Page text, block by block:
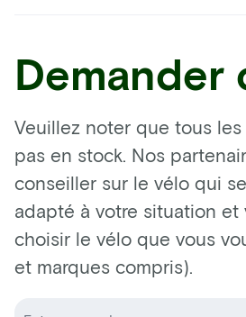
Demander
Veuillez noter que tous
pas en stock. Nos
conseiller sur le vélo qui
adapté à votre situation et
choisir le vélo que vous
et marques compris).